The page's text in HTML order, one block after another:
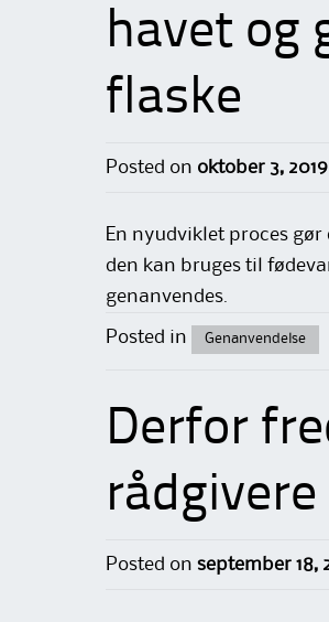
havet og
flaske
Posted on oktober 3, 2019
En nyudviklet proces
den kan bruges til
genanvendes.
Posted in Genanvendelse
Derfor
rådgivere
Posted on september 18,